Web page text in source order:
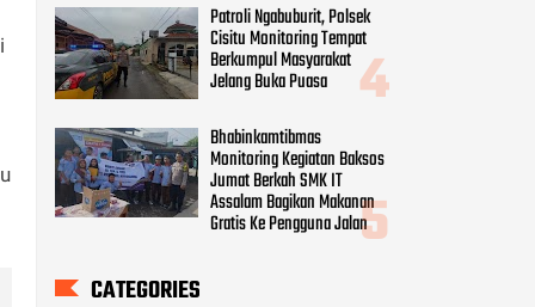
Patroli Ngabuburit, Polsek
Cisitu Monitoring Tempat
Berkumpul Masyarakat
Jelang Buka Puasa
Bhabinkamtibmas
Monitoring Kegiatan Baksos
Jumat Berkah SMK IT
Assalam Bagikan Makanan
Gratis Ke Pengguna Jalan
CATEGORIES